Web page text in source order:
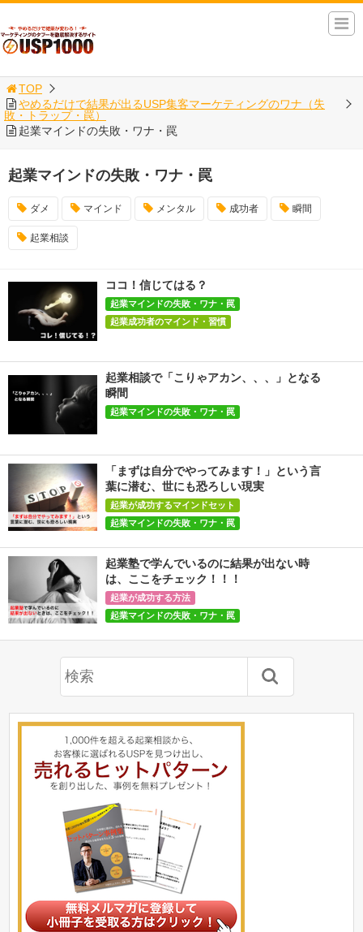
TOP
やめるだけで結果が出るUSP集客マーケティングのワナ（失
敗・トラップ・罠）
起業マインドの失敗・ワナ・罠
起業マインドの失敗・ワナ・罠
ダメ マインド メンタル 成功者 瞬間
起業相談
ココ！信じてはる？
起業マインドの失敗・ワナ・罠
起業成功者のマインド・習慣
起業相談で「こりゃアカン、、、」となる
瞬間
起業マインドの失敗・ワナ・罠
「まずは自分でやってみます！」という言
葉に潜む、世にも恐ろしい現実
起業が成功するマインドセット
起業マインドの失敗・ワナ・罠
起業塾で学んでいるのに結果が出ない時
は、ここをチェック！！！
起業が成功する方法
起業マインドの失敗・ワナ・罠